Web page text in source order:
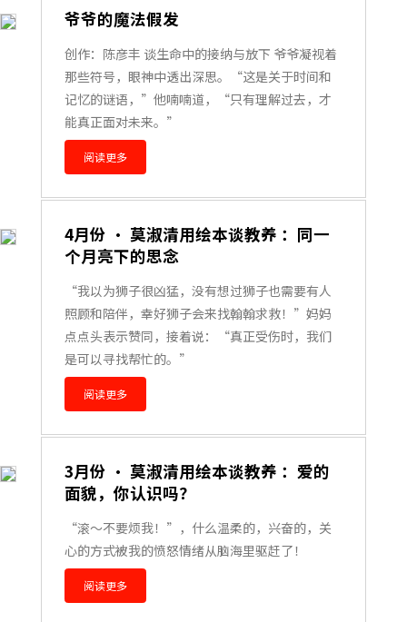
爷爷的魔法假发
创作：陈彦丰 谈生命中的接纳与放下 爷爷凝视着
那些符号，眼神中透出深思。“这是关于时间和
记忆的谜语，”他喃喃道，“只有理解过去，才
能真正面对未来。”
阅读更多
4月份 · 莫淑清用绘本谈教养 ：同一
个月亮下的思念
“我以为狮子很凶猛，没有想过狮子也需要有人
照顾和陪伴，幸好狮子会来找翰翰求救！”妈妈
点点头表示赞同，接着说：“真正受伤时，我们
是可以寻找帮忙的。”
阅读更多
3月份 · 莫淑清用绘本谈教养 ：爱的
面貌，你认识吗？
“滚～不要烦我！”，什么温柔的，兴奋的，关
心的方式被我的愤怒情绪从脑海里驱赶了！
阅读更多